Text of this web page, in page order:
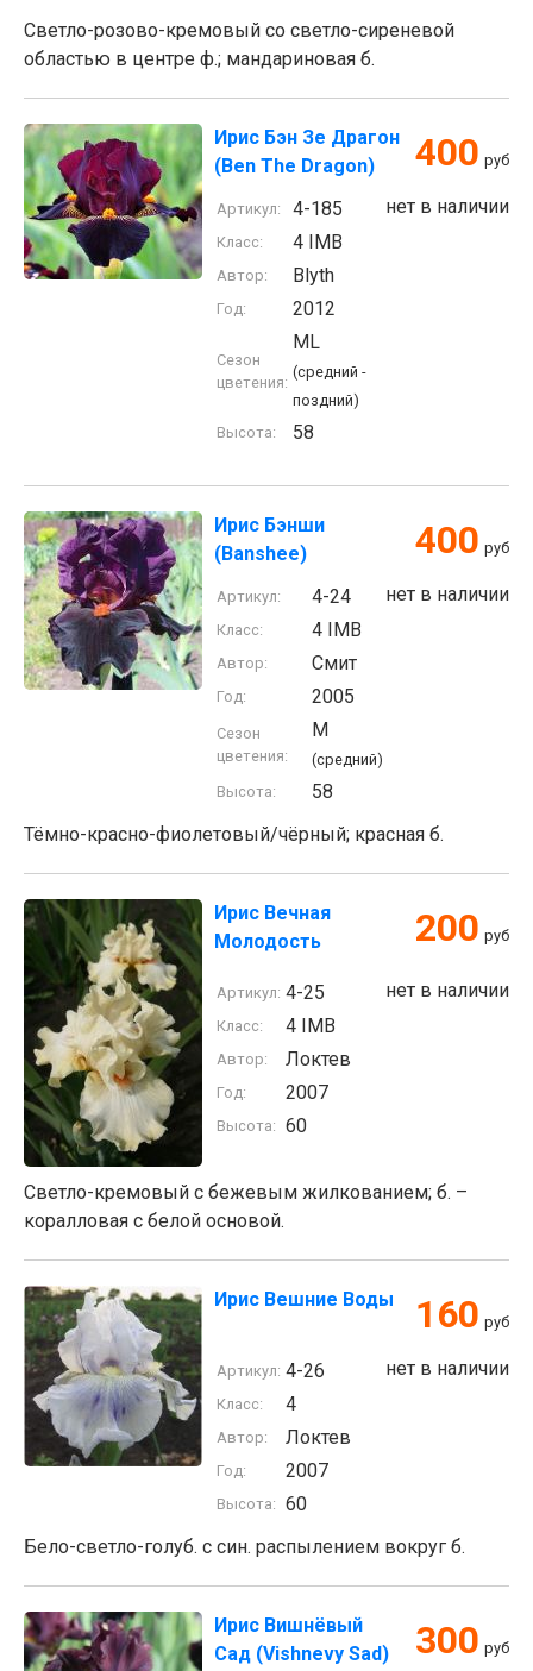
Светло-розово-кремовый со светло-сиреневой
областью в центре ф.; мандариновая б.
Ирис Бэн Зе Драгон
(Ben The Dragon)
400 руб
нет в наличии
Артикул: 4-185
Класс: 4 IMB
Автор: Blyth
Год: 2012
Сезон
цветения:
ML
(средний -
поздний)
Высота:
58
Ирис Бэнши
(Banshee)
400 руб
нет в наличии
Артикул: 4-24
Класс: 4 IMB
Автор: Смит
Год: 2005
Сезон
цветения:
M
(средний)
Высота:
58
Тёмно-красно-фиолетовый/чёрный; красная б.
Ирис Вечная
Молодость
200 руб
нет в наличии
Артикул: 4-25
Класс: 4 IMB
Автор: Локтев
Год: 2007
Высота: 60
Cветло-кремовый с бежевым жилкованием; б. –
коралловая с белой основой.
Ирис Вешние Воды 160 руб
нет в наличии
Артикул: 4-26
Класс: 4
Автор: Локтев
Год: 2007
Высота: 60
Бело-светло-голуб. с син. распылением вокруг б.
Ирис Вишнёвый
Сад (Vishnevy Sad)
300 руб